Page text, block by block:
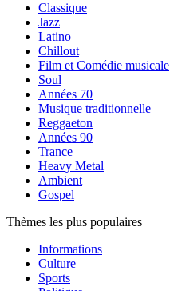
Classique
Jazz
Latino
Chillout
Film et Comédie musicale
Soul
Années 70
Musique traditionnelle
Reggaeton
Années 90
Trance
Heavy Metal
Ambient
Gospel
Thèmes les plus populaires
Informations
Culture
Sports